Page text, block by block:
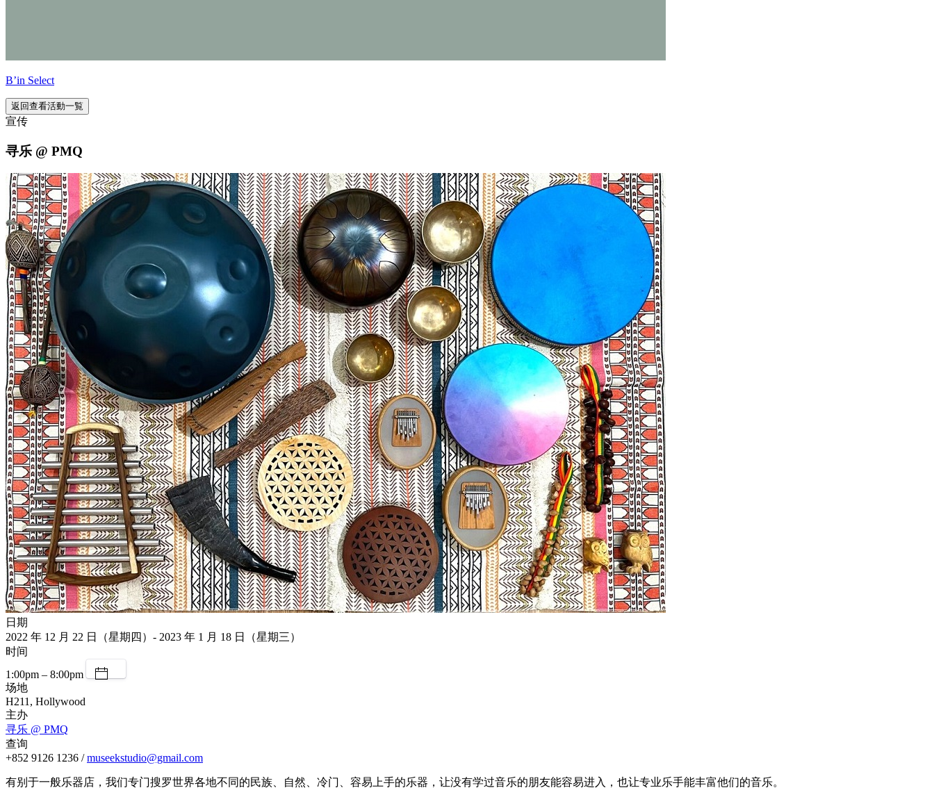
B’in Select
返回查看活動一覧
宣传
寻乐 @ PMQ
日期
2022 年 12 月 22 日（星期四）- 2023 年 1 月 18 日（星期三）
时间
1:00pm – 8:00pm
场地
H211, Hollywood
主办
寻乐 @ PMQ
查询
+852 9126 1236 /museekstudio@gmail.com
有别于一般乐器店，我们专门搜罗世界各地不同的民族、自然、冷门、容易上手的乐器，让没有学过音乐的朋友能容易进入，也让专业乐手能丰富他们的音乐。